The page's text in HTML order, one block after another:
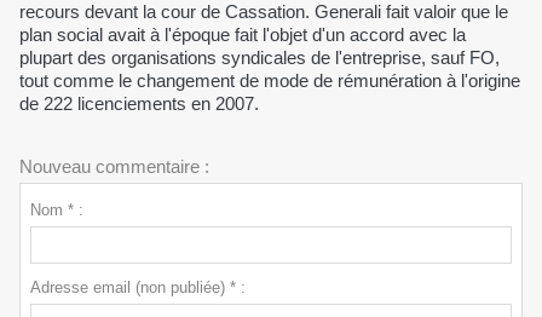
recours devant la cour de Cassation. Generali fait valoir que le
plan social avait à l'époque fait l'objet d'un accord avec la
plupart des organisations syndicales de l'entreprise, sauf FO,
tout comme le changement de mode de rémunération à l'origine
de 222 licenciements en 2007.
Nouveau commentaire :
Nom * :
Adresse email (non publiée) * :